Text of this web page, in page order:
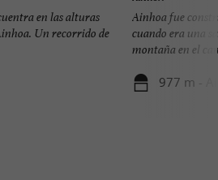
en las alturas
Un recorrido de
Ainhoa fue
cuando era una
montaña en el
977 m -